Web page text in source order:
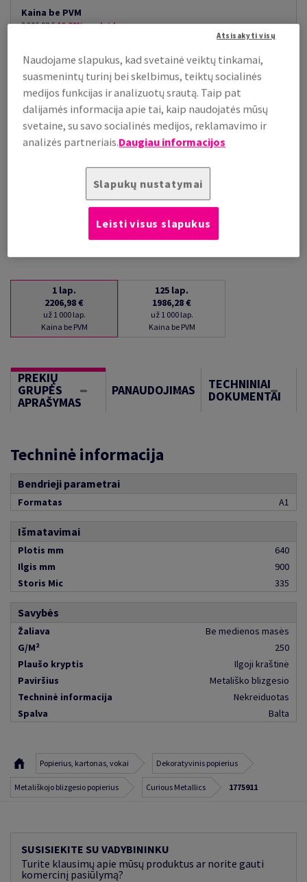
Kaina be PVM
2 206,98 € 10,00% nuolaida
už 1 000 lap.
(144 kg )
PRISTATYMAS APYTIKSLIAI PER 15 DIENAS (-Ų)
(NEGRĄŽINAMA PREKĖ)
Kiekių palyginimas
1 lap.
2206,98 €
už 1 000 lap.
Kaina be PVM
125 lap.
1986,28 €
už 1 000 lap.
Kaina be PVM
PREKIŲ
GRUPĖS
APRAŠYMAS
PANAUDOJIMAS TECHNINIAI
DOKUMENTAI
Techninė informacija
Bendrieji parametrai
Formatas A1
Išmatavimai
Plotis mm
640
Ilgis mm
900
Storis Mic
335
Savybės
Žaliava
Be medienos masės
G/M²
250
Plaušo kryptis
Ilgoji kraštinė
Paviršius
Metališko blizgesio
Techninė informacija
Nekreiduotas
Spalva
Balta
Popierius, kartonas, vokai Dekoratyvinis popierius
Metališkojo blizgesio popierius Curious Metallics 1775911
SUSISIEKITE SU VADYBININKU
Turite klausimų apie mūsų produktus ar norite gauti
komercinį pasiūlymą?
Naudojame slapukus, kad svetainė veiktų tinkamai,
suasmenintų turinį bei skelbimus, teiktų socialinės
medijos funkcijas ir analizuotų srautą. Taip pat
dalijamės informacija apie tai, kaip naudojatės mūsų
svetaine, su savo socialinės medijos, reklamavimo ir
analizės partneriais.Daugiau informacijos
Slapukų nustatymai
Atsisakyti visų
Leisti visus slapukus